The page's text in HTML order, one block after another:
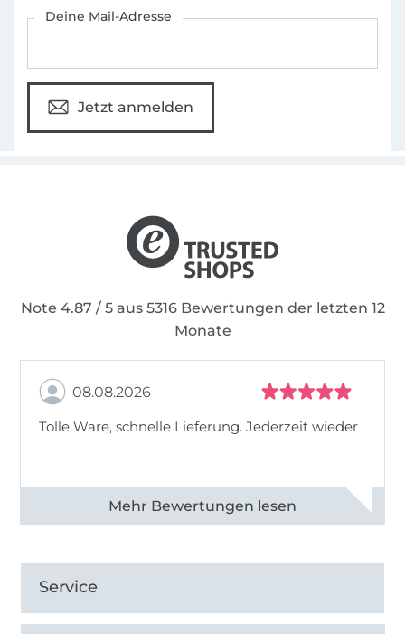
Deine Mail-Adresse
Jetzt anmelden
Note 4.87 / 5 aus 5316 Bewertungen der letzten 12
Monate
08.08.2026
Tolle Ware, schnelle Lieferung. Jederzeit wieder
Alle 83013 Bewertungen ansehen
Service